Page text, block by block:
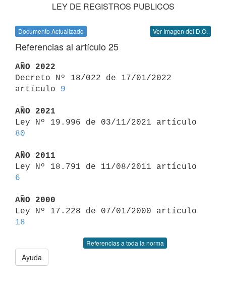
LEY DE REGISTROS PUBLICOS
Documento Actualizado Ver Imagen del D.O.
Referencias al artículo 25
AÑO 2022
Decreto Nº 18/022 de 17/01/2022
artículo 9
AÑO 2021
80
AÑO 2011
6
AÑO 2000
18
Referencias a toda la norma
Ayuda